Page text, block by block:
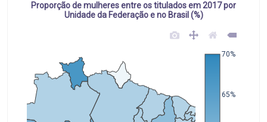
Proporção de mulheres entre os titulados em 2017 por
Unidade da Federação e no Brasil (%)
65%
70%